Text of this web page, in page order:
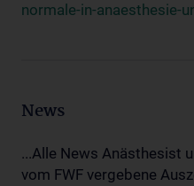
normale-in-anaesthesie-
News
...Alle News Anästhesist
vom FWF vergebene